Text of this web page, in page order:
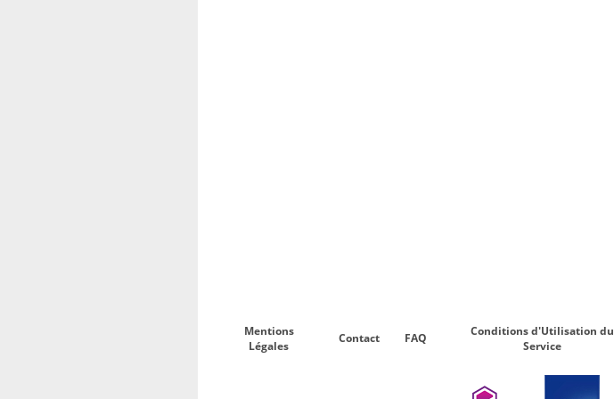
Mentions
Légales
Contact FAQ
Conditions d'Utilisation du
Service